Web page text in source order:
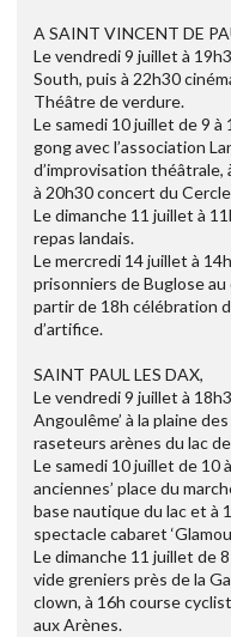
A SAINT VINCENT DE
Le vendredi 9 juillet à
South, puis à 22h30
Théâtre de verdure.
Le samedi 10 juillet de 9
gong avec l’association
d’improvisation théâtrale,
à 20h30 concert du
Le dimanche 11 juillet à
repas landais.
Le mercredi 14 juillet à
prisonniers de Buglose au
partir de 18h célébration
d’artifice.
SAINT PAUL LES DAX,
Le vendredi 9 juillet à
Angoulême’ à la plaine
raseteurs arènes du lac
Le samedi 10 juillet de 10
anciennes’ place du
base nautique du lac et à
spectacle cabaret
Le dimanche 11 juillet de
vide greniers près de la
clown, à 16h course
aux Arènes.